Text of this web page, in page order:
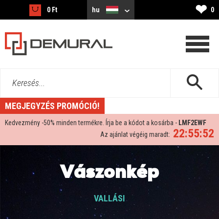
0 Ft hu ❤ 0
Keresés...
MEGJEGYZÉS PROMÓCIÓ!
Kedvezmény -50% minden termékre. Írja be a kódot a kosárba - LMF2EWF
22:55:51
Az ajánlat végéig maradt:
Vászonkép
VALLÁSI